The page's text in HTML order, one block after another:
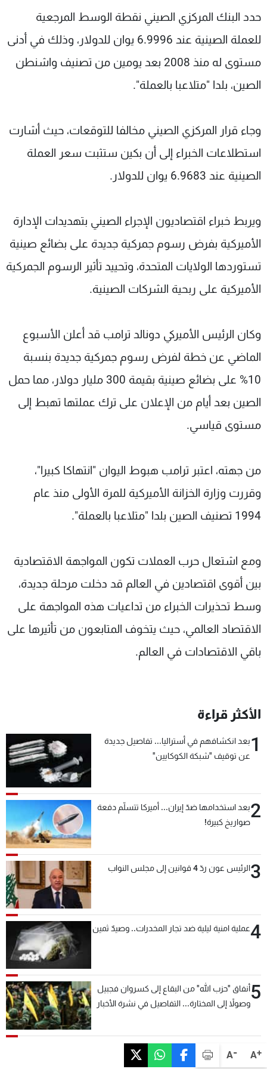
A+
A-
حدد البنك المركزي الصيني نقطة الوسط المرجعية
للعملة الصينية عند 6.9996 يوان للدولار، وذلك في أدنى
مستوى له منذ 2008 بعد يومين من تصنيف واشنطن
الصين، بلدا "متلاعبا بالعملة".
وجاء قرار المركزي الصيني مخالفا للتوقعات، حيث أشارت
استطلاعات الخبراء إلى أن بكين ستثبت سعر العملة
الصينية عند 6.9683 يوان للدولار.
ويربط خبراء اقتصاديون الإجراء الصيني بتهديدات الإدارة
الأميركية بفرض رسوم جمركية جديدة على بضائع صينية
تستوردها الولايات المتحدة، وتحييد تأثير الرسوم الجمركية
الأميركية على ربحية الشركات الصينية.
وكان الرئيس الأميركي دونالد ترامب قد أعلن الأسبوع
الماضي عن خطة لفرض رسوم جمركية جديدة بنسبة
10% على بضائع صينية بقيمة 300 مليار دولار، مما حمل
الصين بعد أيام من الإعلان على ترك عملتها تهبط إلى
مستوى قياسي.
من جهته، اعتبر ترامب هبوط اليوان "انتهاكا كبيرا"،
وقررت وزارة الخزانة الأميركية للمرة الأولى منذ عام
1994 تصنيف الصين بلدا "متلاعبا بالعملة".
ومع اشتعال حرب العملات تكون المواجهة الاقتصادية
بين أقوى اقتصادين في العالم قد دخلت مرحلة جديدة،
وسط تحذيرات الخبراء من تداعيات هذه المواجهة على
الاقتصاد العالمي، حيث يتخوف المتابعون من تأثيرها على
باقي الاقتصادات في العالم.
الأكثر قراءة
1بعد انكشافهم في أستراليا... تفاصيل جديدة
عن توقيف "شبكة الكوكايين"
2بعد استخدامها ضدّ إيران... أميركا تتسلّم دفعة
صواريخ كبيرة!
3الرئيس عون ردّ 4 قوانين إلى مجلس النواب
4عملية امنية ليلية ضد تجار المخدرات.. وصيدٌ ثمين
5أنفاق "حزب الله" من البقاع إلى كسروان فجبيل
وصولاً إلى المختارة... التفاصيل في نشرة الأخبار
شاهد البرامج
عن MTV
الإنـتـاج
لاعلاناتكم
وظائف
تواصل معنا